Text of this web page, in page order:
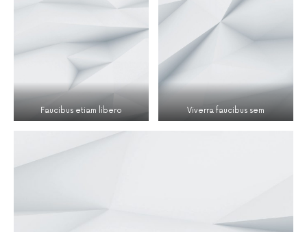
Faucibus etiam libero Viverra faucibus sem